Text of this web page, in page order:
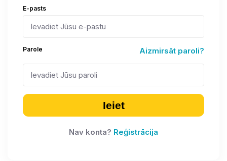
E-pasts
Parole Aizmirsāt paroli?
Ieiet
Nav konta? Reģistrācija